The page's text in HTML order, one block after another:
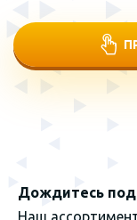
Дождитесь
Наш